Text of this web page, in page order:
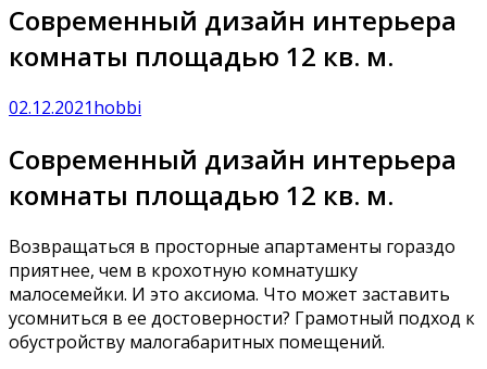
Современный дизайн интерьера
комнаты площадью 12 кв. м.
02.12.2021hobbi
Современный дизайн интерьера
комнаты площадью 12 кв. м.
Возвращаться в просторные апартаменты гораздо
приятнее, чем в крохотную комнатушку
малосемейки. И это аксиома. Что может заставить
усомниться в ее достоверности? Грамотный подход к
обустройству малогабаритных помещений.